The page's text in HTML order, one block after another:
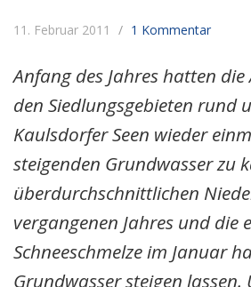
11. Februar 2011 1 Kommentar
Anfang des Jahres hatten
den Siedlungsgebieten rund
Kaulsdorfer Seen wieder
steigenden Grundwasser zu
überdurchschnittlichen
vergangenen Jahres und die
Schneeschmelze im Januar
Grundwasser steigen